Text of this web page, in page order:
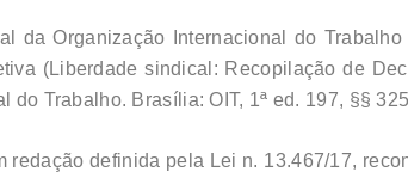
da Organização Internacional do
(Liberdade sindical: Recopilação de
do Trabalho. Brasília: OIT, 1ª ed. 197, §§
redação definida pela Lei n. 13.467/17,